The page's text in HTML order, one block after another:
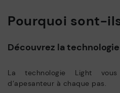
Pourquoi sont-
Découvrez la
La technologie Light
d’apesanteur à chaque pas.